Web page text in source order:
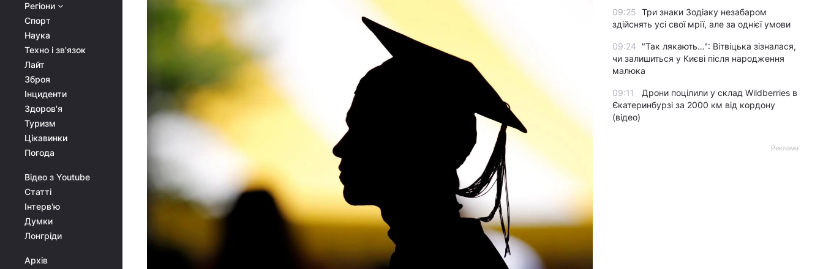
Регіони
Спорт
Наука
Техно і зв'язок
Лайт
Зброя
Інциденти
Здоров'я
Туризм
Цікавинки
Погода
Відео з Youtube
Статті
Інтерв'ю
Думки
Лонгріди
Архів
09:25 Три знаки Зодіаку незабаром
здійснять усі свої мрії, але за однієї умови
09:24
"Так лякають…": Вітвіцька зізналася,
чи залишиться у Києві після народження
малюка
09:11
Дрони поцілили у склад Wildberries в
Єкатеринбурзі за 2000 км від кордону
(відео)
Реклама